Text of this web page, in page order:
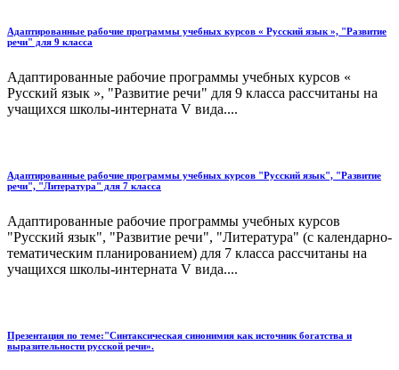
Адаптированные рабочие программы учебных курсов « Русский язык », "Развитие
речи" для 9 класса
Адаптированные рабочие программы учебных курсов «
Русский язык », "Развитие речи" для 9 класса рассчитаны на
учащихся школы-интерната V вида....
Адаптированные рабочие программы учебных курсов "Русский язык", "Развитие
речи", "Литература" для 7 класса
Адаптированные рабочие программы учебных курсов
"Русский язык", "Развитие речи", "Литература" (с календарно-
тематическим планированием) для 7 класса рассчитаны на
учащихся школы-интерната V вида....
Презентация по теме:"Синтаксическая синонимия как источник богатства и
выразительности русской речи».